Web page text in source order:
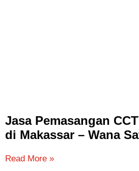
Jasa Pemasangan
di Makassar – Wana
Read More »